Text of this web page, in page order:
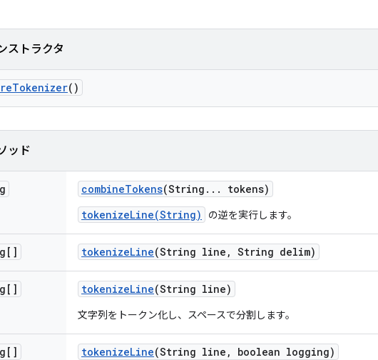
ストラクタ
Tokenizer()
ッド
combineTokens(String . . .
tokens)
tokenizeLine(String)
の逆を実行します。
tokenizeLine(String line , String delim)
tokenizeLine(String line)
文字列をトークン化し、スペースで分割します。
tokenizeLine(String line , boolean logging)